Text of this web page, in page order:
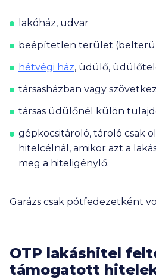
lakóház, udvar
beépítetlen terület
hétvégi ház, üdülő,
társasházban vagy
társas üdülőnél külön
gépkocsitároló, tároló csak
hitelcélnál, amikor azt a
meg a hiteligénylő.
Garázs csak pótfedezetként
OTP lakáshitel
támogatott